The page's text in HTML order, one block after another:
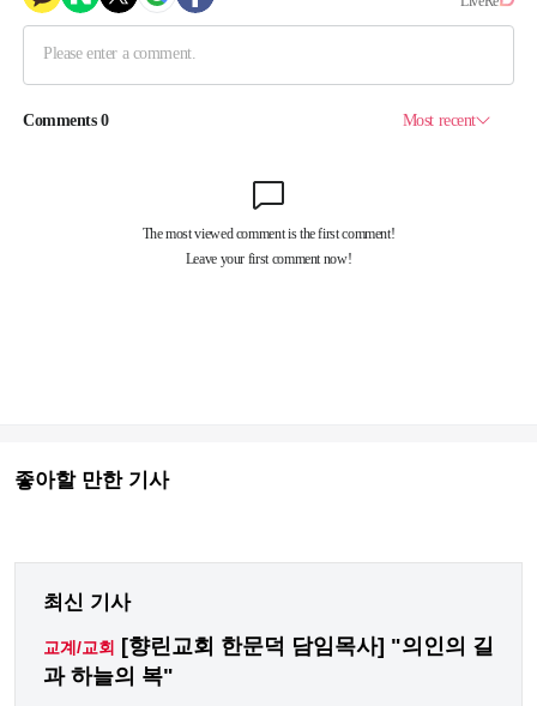
좋아할 만한 기사
최신 기사
교계/교회 [향린교회 한문덕 담임목사] "의인의 길
과 하늘의 복"